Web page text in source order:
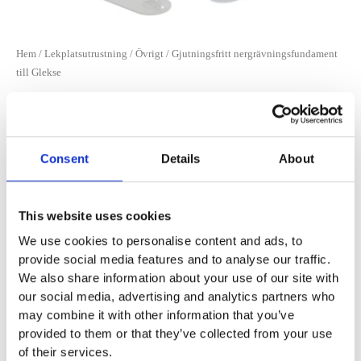
Consent Details About
This website uses cookies
We use cookies to personalise content and ads, to
provide social media features and to analyse our traffic.
We also share information about your use of our site with
our social media, advertising and analytics partners who
may combine it with other information that you’ve
provided to them or that they’ve collected from your use
of their services.
Hem / Lekplatsutrustning / Övrigt / Gjutningsfritt nergrävningsfundament
till Glekse
Gjutningsfritt nergrävningsfundament till
F14-100-014
12 000:-
Lägg till i offertförfrågan
Specifikationer
Garantivillkor